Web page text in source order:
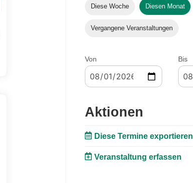
Diese Woche Diesen Monat
Vergangene Veranstaltungen
Von Bis
Aktionen
Diese Termine exportieren
Veranstaltung erfassen